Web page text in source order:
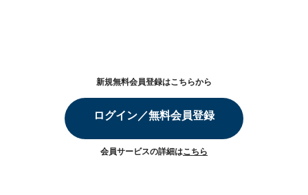
新規無料会員登録はこちらから
ログイン／無料会員登録
会員サービスの詳細はこちら